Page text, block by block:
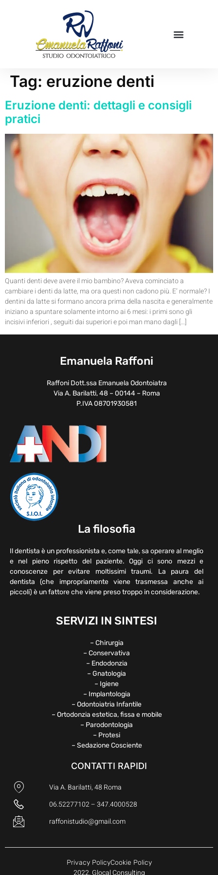
Tag: eruzione denti
Eruzione denti: dettagli e consigli
pratici
Quanti denti deve avere il mio bambino? Aveva cominciato a
cambiare i denti da latte, ma ora questi non cadono più. E’ normale? I
dentini da latte si formano ancora prima della nascita e generalmente
iniziano a spuntare solamente intorno ai 6 mesi: i primi sono gli
incisivi inferiori , seguiti dai superiori e poi man mano dagli […]
Emanuela Raffoni
Raffoni Dott.ssa Emanuela Odontoiatra
Via A. Barilatti, 48 – 00144 – Roma
P.IVA 08701930581
La filosofia
Il dentista è un professionista e, come tale, sa operare al meglio
e nel pieno rispetto del paziente. Oggi ci sono mezzi e
conoscenze per evitare moltissimi traumi. La paura del
dentista (che impropriamente viene trasmessa anche ai
piccoli) è un fattore che viene preso troppo in considerazione.
SERVIZI IN SINTESI
– Chirurgia
– Conservativa
– Endodonzia
– Gnatologia
– Igiene
– Implantologia
– Odontoiatria Infantile
– Ortodonzia estetica, fissa e mobile
– Parodontologia
– Protesi
– Sedazione Cosciente
CONTATTI RAPIDI
Via A. Barilatti, 48 Roma
06.52277102 – 347.4000528
raffonistudio@gmail.com
Privacy PolicyCookie Policy